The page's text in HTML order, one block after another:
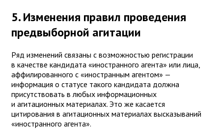
5. Изменения правил проведения
предвыборной агитации
Ряд изменений связаны с возможностью регистрации
в качестве кандидата «иностранного агента» или лица,
аффилированного с «иностранным агентом» —
информация о статусе такого кандидата должна
присутствовать в любых информационных
и агитационных материалах. Это же касается
цитирования в агитационных материалах высказываний
«иностранного агента».